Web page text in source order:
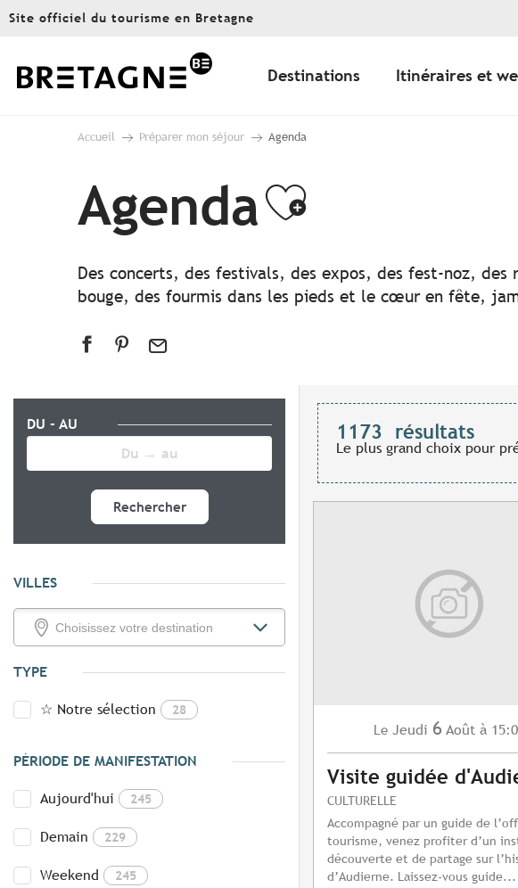
Aller
principal
Site officiel du tourisme en Bretagne
Destinations Itinéraires et
Accueil Préparer mon séjour Agenda
AgendaAjouter
Des concerts, des festivals, des expos, des fest-noz,
bouge, des fourmis dans les pieds et le cœur en fête,
DU - AU
Rechercher
VILLES
TYPE
☆ Notre sélection 28
PÉRIODE DE MANIFESTATION
Aujourd'hui 245
Demain 229
Weekend 245
1173 résultats
Le plus grand choix pour
Le Jeudi 6 Août à
Visite guidée
CULTURELLE
Accompagné par un guide de
tourisme, venez profiter d’un
découverte et de partage sur
d’Audierne. Laissez-vous guide...